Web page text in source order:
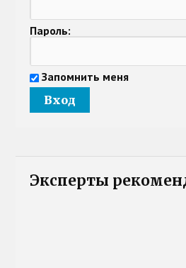
Пароль:
Запомнить меня
Эксперты